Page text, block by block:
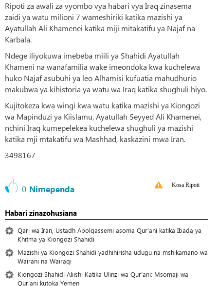
Ripoti za awali za vyombo vya habari vya Iraq zinasema
zaidi ya watu milioni 7 wameshiriki katika mazishi ya
Ayatullah Ali Khamenei katika miji mitakatifu ya Najaf na
Karbala.
Ndege iliyokuwa imebeba miili ya Shahidi Ayatullah
Khameni na wanafamilia wake imeondoka kwa kuchelewa
huko Najaf asubuhi ya leo Alhamisi kufuatia mahudhurio
makubwa ya kihistoria ya watu wa Iraq katika shughuli hiyo.
Kujitokeza kwa wingi kwa watu katika mazishi ya Kiongozi
wa Mapinduzi ya Kiislamu, Ayatullah Seyyed Ali Khamenei,
nchini Iraq kumepelekea kuchelewa shughuli ya mazishi
katika mji mtakatifu wa Mashhad, kaskazini mwa Iran.
3498167
0 Nimependa Kosa Ripoti
Habari zinazohusiana
Qari wa Iran, Ustadh Abolqassemi asoma Qur’ani katika Ibada ya
Khitma ya Kiongozi Shahidi
Mazishi ya Kiongozi Shahidi yadhihirisha udugu na mshikamano wa
Wairani na Wairaqi
Kiongozi Shahidi Aliishi Katika Ulinzi wa Qur’ani: Msomaji wa
Qur’ani kutoka Yemen